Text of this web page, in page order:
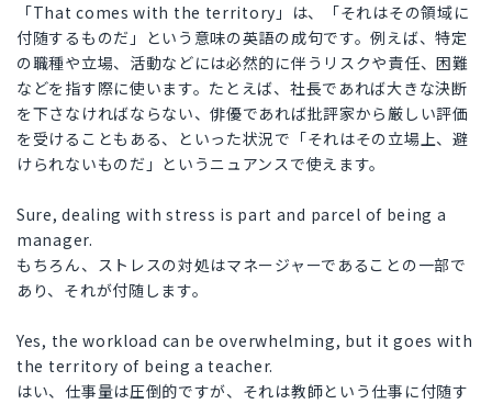
「That comes with the territory」は、「それはその領域に
付随するものだ」という意味の英語の成句です。例えば、特定
の職種や立場、活動などには必然的に伴うリスクや責任、困難
などを指す際に使います。たとえば、社長であれば大きな決断
を下さなければならない、俳優であれば批評家から厳しい評価
を受けることもある、といった状況で「それはその立場上、避
けられないものだ」というニュアンスで使えます。
Sure, dealing with stress is part and parcel of being a
manager.
もちろん、ストレスの対処はマネージャーであることの一部で
あり、それが付随します。
Yes, the workload can be overwhelming, but it goes with
the territory of being a teacher.
はい、仕事量は圧倒的ですが、それは教師という仕事に付随す